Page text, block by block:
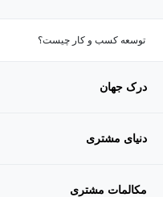
توسعه کسب و کار چیست؟
درک جهان
دنیای مشتری
مکالمات مشتری